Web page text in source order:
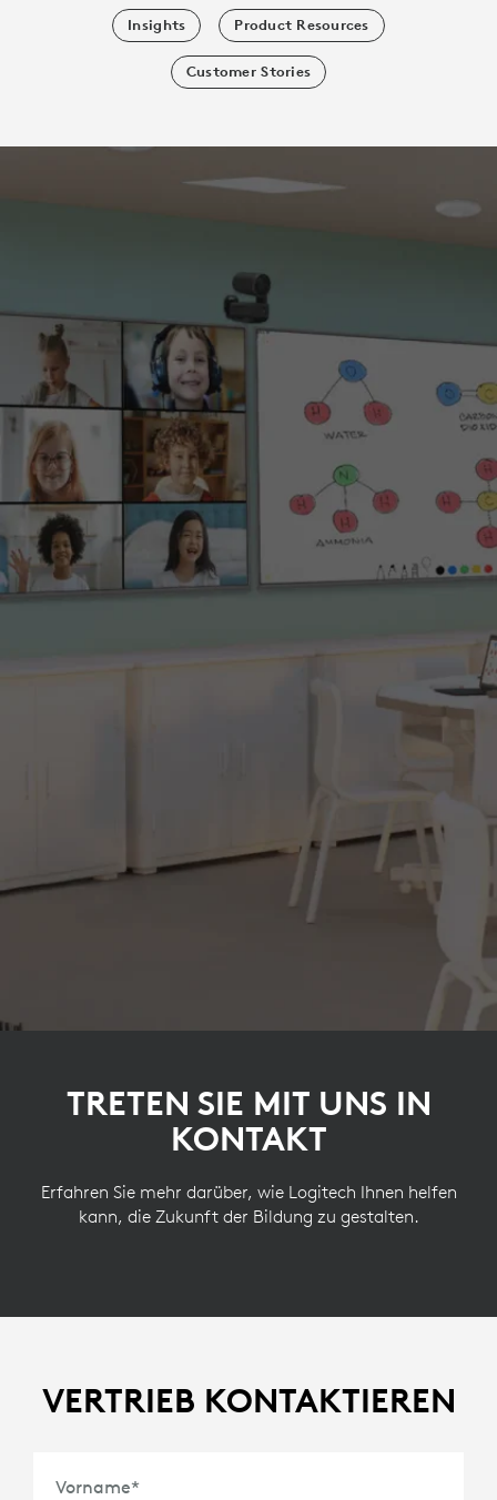
Insights Product Resources
Customer Stories
TRETEN SIE MIT UNS IN
KONTAKT
Erfahren Sie mehr darüber, wie Logitech Ihnen helfen
kann, die Zukunft der Bildung zu gestalten.
VERTRIEB KONTAKTIEREN
Vorname*